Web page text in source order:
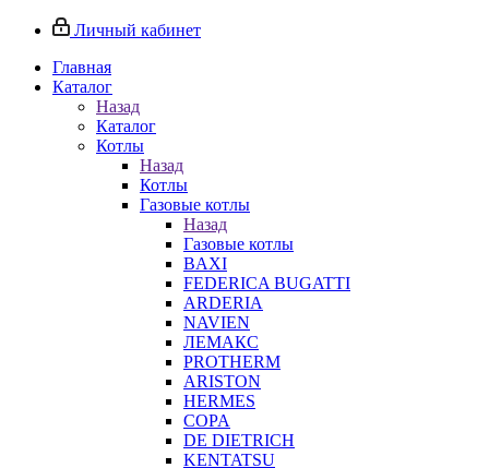
Личный кабинет
Главная
Каталог
Назад
Каталог
Котлы
Назад
Котлы
Газовые котлы
Назад
Газовые котлы
BAXI
FEDERICA BUGATTI
ARDERIA
NAVIEN
ЛЕМАКС
PROTHERM
ARISTON
HERMES
COPA
DE DIETRICH
KENTATSU